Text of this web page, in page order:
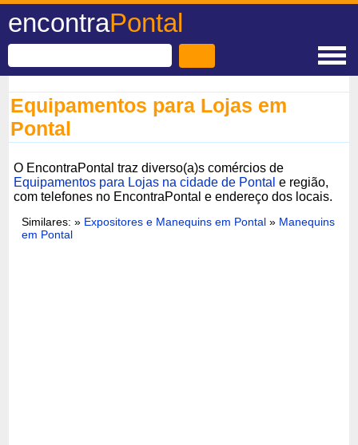
encontraPontal
Equipamentos para Lojas em
Pontal
O EncontraPontal traz diverso(a)s comércios de
Equipamentos para Lojas na cidade de Pontal e região,
com telefones no EncontraPontal e endereço dos locais.
Similares: » Expositores e Manequins em Pontal » Manequins
em Pontal